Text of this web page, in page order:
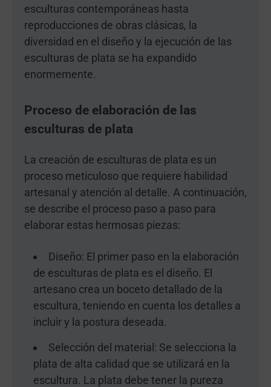
esculturas contemporáneas hasta
reproducciones de obras clásicas, la
diversidad en el diseño y la ejecución de las
esculturas de plata se ha expandido
enormemente.
Proceso de elaboración de las
esculturas de plata
La creación de esculturas de plata es un
proceso meticuloso que requiere habilidad
artesanal y atención al detalle. A continuación,
se describe el proceso paso a paso para
elaborar estas hermosas piezas:
Diseño: El primer paso en la elaboración
de esculturas de plata es el diseño. El
artesano crea un boceto detallado de la
escultura, teniendo en cuenta los detalles a
incluir y la postura deseada.
Selección del material: Se selecciona la
plata de alta calidad que se utilizará en la
escultura. La plata debe tener la pureza